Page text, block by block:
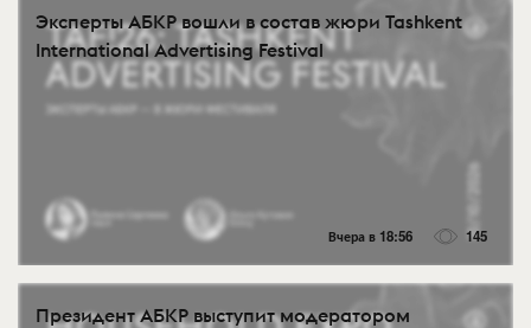
Эксперты АБКР вошли в состав жюри Tashkent
International Advertising Festival
Вчера в 18:56 145
Президент АБКР выступит модератором